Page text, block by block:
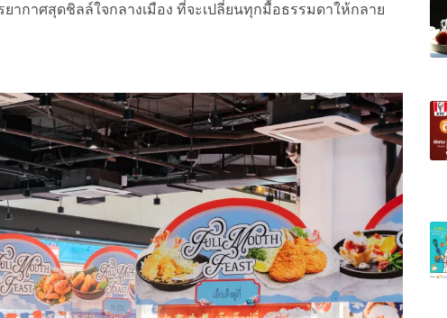
กาศสุดชิลล์ใจกลางเมือง ที่จะเปลี่ยนทุกมื้อธรรมดาให้กลาย